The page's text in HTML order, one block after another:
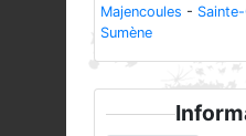
Majencoules -
Sumène